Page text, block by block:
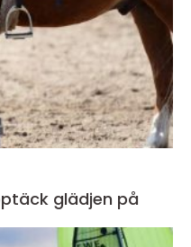
glädjen på